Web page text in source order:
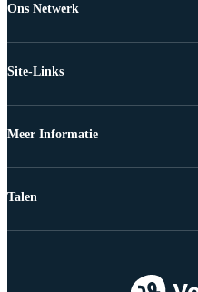
Ons Netwerk
Site-Links
Meer Informatie
Talen